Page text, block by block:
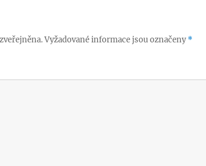
Vyžadované informace jsou označeny*